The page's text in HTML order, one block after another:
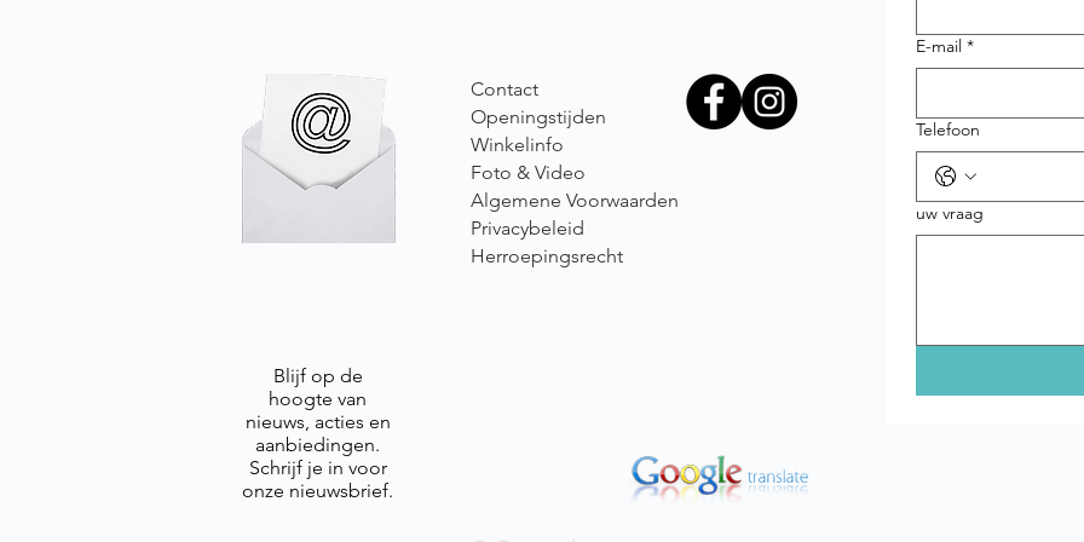
Blijf op de
hoogte van
nieuws, acties en
aanbiedingen.
Schrijf je in voor
onze nieuwsbrief.
Contact
Openingstijden
Winkelinfo
Foto & Video
Algemene Voorwaarden
Privacybeleid
Herroepingsrecht
E-mail *
Telefoon
uw vraag